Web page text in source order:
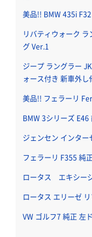
美品!! BMW 435i
リバティウォーク
グ Ver.1
ジープ ラングラー
ォース付き 新車外し
美品!! フェラーリ
BMW 3シリーズ
ジェンセン インタ
フェラーリ F355 純
ロータス エキシー
ロータス エリーゼ
VW ゴルフ7 純正 左